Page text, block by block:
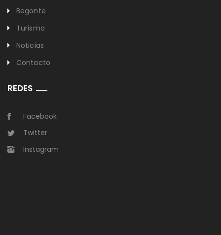
Begonte
Turismo
Noticias
Contacto
REDES
Facebook
Twitter
Instagram